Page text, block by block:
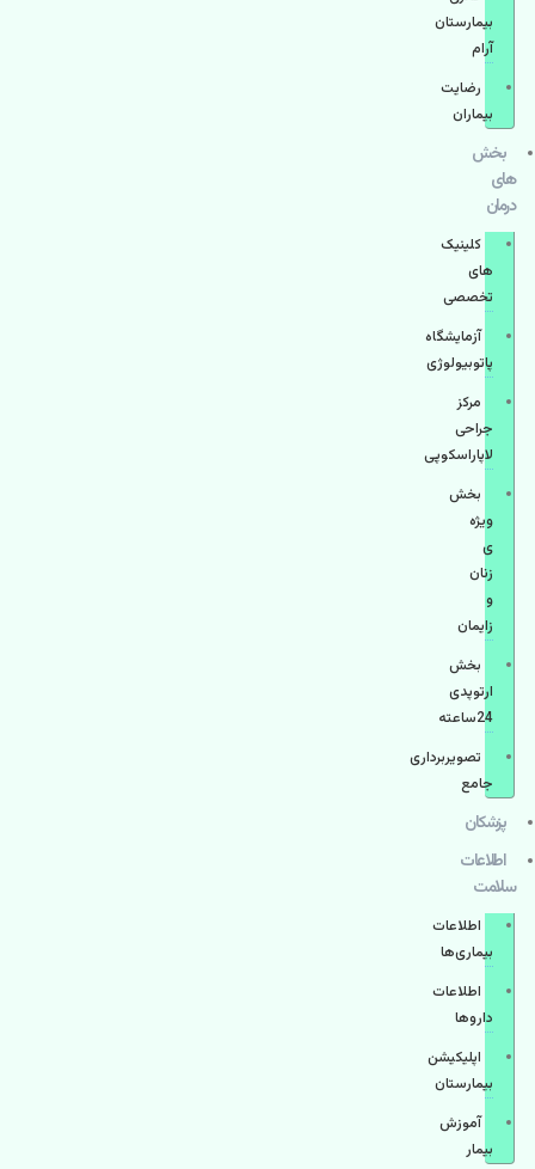
بیمارستان
آرام
رضایت
بیماران
بخش
های
درمان
کلینیک
های
تخصصی
آزمایشگاه
پاتوبیولوژی
مرکز
جراحی
لاپاراسکوپی
بخش
ویژه
ی
زنان
و
زایمان
بخش
ارتوپدی
24ساعته
تصویربرداری
جامع
پزشكان
اطلاعات
سلامت
اطلاعات
بیماری‌ها
اطلاعات
دارو‌ها
اپليكيشن
بيمارستان
آموزش
بیمار